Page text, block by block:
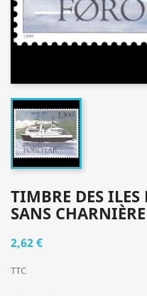
TIMBRE DES ILES
SANS CHARNIÈRE
2,62 €
TTC